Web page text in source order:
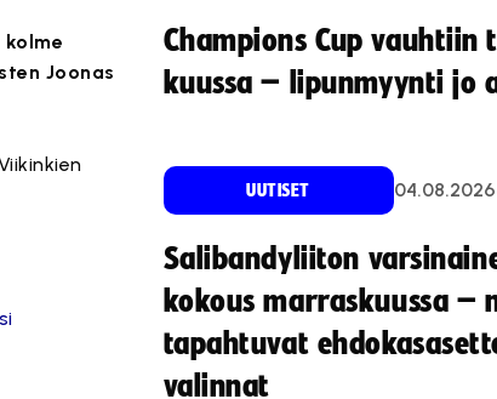
Joonas
Champions Cup vauhtiin
kuussa – lipunmyynti jo
UUTISET 04.08.2026
Salibandyliiton
kokous marraskuussa –
tapahtuvat
valinnat